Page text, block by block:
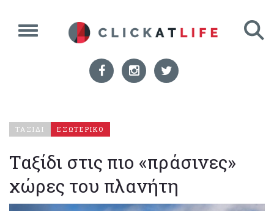
ΤΑΞΙΔΙ ΕΞΩΤΕΡΙΚΟ
Ταξίδι στις πιο «πράσινες»
χώρες του πλανήτη